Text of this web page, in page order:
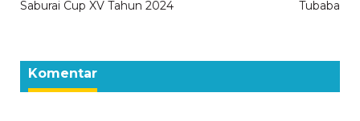
Saburai Cup XV Tahun 2024 Tubaba
Komentar